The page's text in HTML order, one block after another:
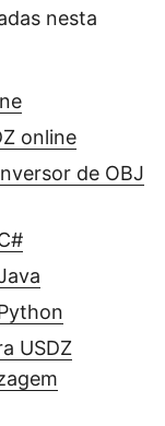
nesta
online
de OBJ
USDZ